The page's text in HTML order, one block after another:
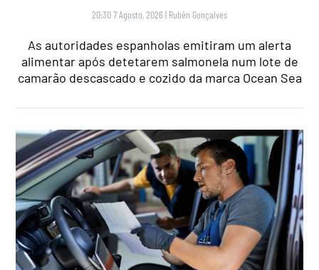
20:30 7 Agosto, 2026 | Rubén Gonçalves
As autoridades espanholas emitiram um alerta
alimentar após detetarem salmonela num lote de
camarão descascado e cozido da marca Ocean Sea